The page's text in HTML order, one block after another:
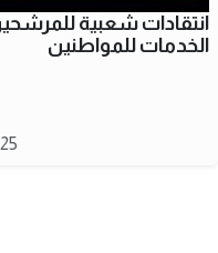
انتقادات شعبية
الخدمات للمواطنين
PM